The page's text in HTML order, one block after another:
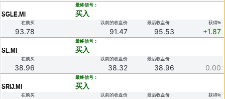
SGLE.MI
最终信号：
买入
在购买
93.78
以前的收盘价
91.47
最后收盘价：
95.53
获得%
+1.87
SL.MI
最终信号：
买入
在购买
38.96
以前的收盘价
38.32
最后收盘价：
38.96 0.00
SRIJ.MI
最终信号：
买入
在购买 以前的收盘价 最后收盘价： 获得%